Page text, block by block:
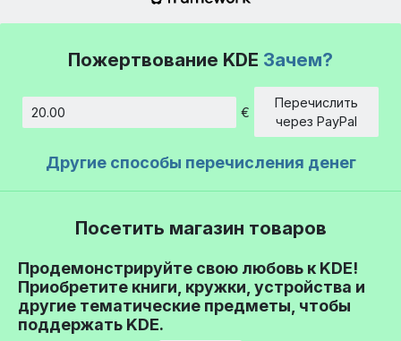
Пожертвование KDE Зачем?
€
Перечислить
через PayPal
Другие способы перечисления денег
Посетить магазин товаров
Продемонстрируйте свою любовь к KDE!
Приобретите книги, кружки, устройства и
другие тематические предметы, чтобы
поддержать KDE.